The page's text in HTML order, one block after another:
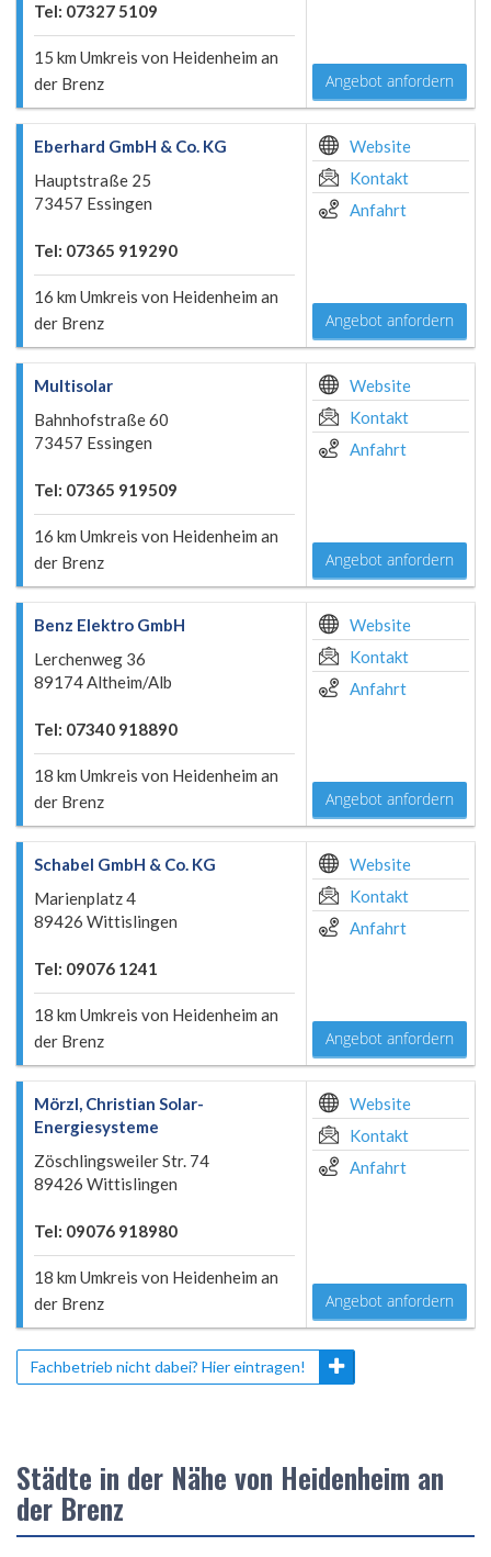
Tel: 07327 5109
15 km Umkreis von Heidenheim an
der Brenz
Angebot anfordern
Eberhard GmbH & Co. KG
Hauptstraße 25
73457 Essingen
Tel: 07365 919290
16 km Umkreis von Heidenheim an
der Brenz
Website
Kontakt
Anfahrt
Angebot anfordern
Multisolar
Bahnhofstraße 60
73457 Essingen
Tel: 07365 919509
16 km Umkreis von Heidenheim an
der Brenz
Website
Kontakt
Anfahrt
Angebot anfordern
Benz Elektro GmbH
Lerchenweg 36
89174 Altheim/Alb
Tel: 07340 918890
18 km Umkreis von Heidenheim an
der Brenz
Website
Kontakt
Anfahrt
Angebot anfordern
Schabel GmbH & Co. KG
Marienplatz 4
89426 Wittislingen
Tel: 09076 1241
18 km Umkreis von Heidenheim an
der Brenz
Website
Kontakt
Anfahrt
Angebot anfordern
Mörzl, Christian Solar-
Energiesysteme
Zöschlingsweiler Str. 74
89426 Wittislingen
Tel: 09076 918980
18 km Umkreis von Heidenheim an
der Brenz
Website
Kontakt
Anfahrt
Angebot anfordern
Fachbetrieb nicht dabei? Hier eintragen!
Städte in der Nähe von Heidenheim an
der Brenz